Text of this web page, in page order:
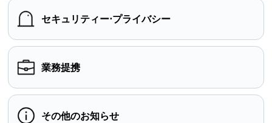
セキュリティー⋅プライバシー
業務提携
その他のお知らせ